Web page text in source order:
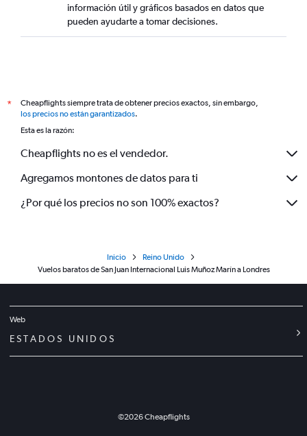
información útil y gráficos basados en datos que
pueden ayudarte a tomar decisiones.
*
Cheapflights siempre trata de obtener precios exactos, sin embargo,
los precios no están garantizados.
Esta es la razón:
Cheapflights no es el vendedor.
Agregamos montones de datos para ti
¿Por qué los precios no son 100% exactos?
Inicio
Reino Unido
Vuelos baratos de San Juan Internacional Luis Muñoz Marín a Londres
Web
ESTADOS UNIDOS
©2026Cheapflights